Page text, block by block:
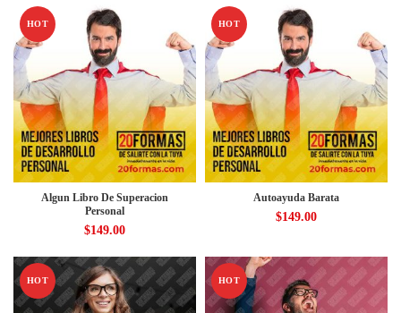
HOT
Algun Libro De Superacion
Personal
$149.00
HOT
Autoayuda Barata
$149.00
HOT HOT